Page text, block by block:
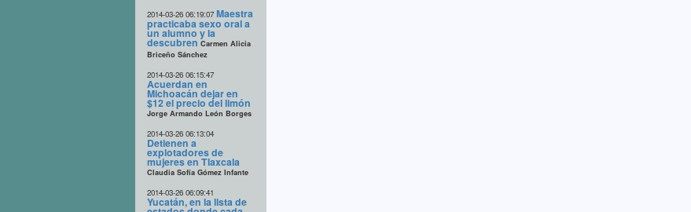
2014-03-26 06:19:07 Maestra
practicaba sexo oral a
un alumno y la
descubren Carmen Alicia
Briceño Sánchez
2014-03-26 06:15:47
Acuerdan en
Michoacán dejar en
$12 el precio del limón
Jorge Armando León Borges
2014-03-26 06:13:04
Detienen a
explotadores de
mujeres en Tlaxcala
Claudia Sofía Gómez Infante
2014-03-26 06:09:41
Yucatán, en la lista de